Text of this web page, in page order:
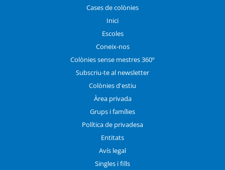
Cases de colònies
Inici
Escoles
Coneix-nos
Colònies sense mestres 360º
Subscriu-te al newsletter
Colònies d'estiu
Àrea privada
Grups i famílies
Política de privadesa
Entitats
Avís legal
Singles i fills